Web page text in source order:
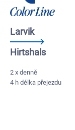
Larvik
Hirtshals
2 x denně
4 h délka přejezdu